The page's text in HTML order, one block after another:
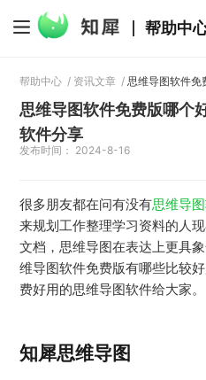
帮助中
帮助中心 / 资讯文章 /
思维导图软件免费版哪个
软件分享
发布时间： 2024-8-16
很多朋友都在问有没有思维导
来规划工作整理学习资料的人
文档，思维导图在表达上更具
维导图软件免费版有哪些比较
费好用的思维导图软件给大家。
知犀思维导图